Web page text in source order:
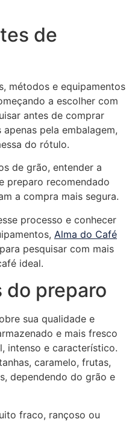
de
métodos e equipamentos
a escolher com
antes de comprar
pela embalagem,
do rótulo.
de grão, entender a
preparo recomendado
a compra mais segura.
processo e conhecer
Alma do Café
pesquisar com mais
ideal.
do preparo
sua qualidade e
e mais fresco
intenso e característico.
caramelo, frutas,
dependendo do grão e
fraco, rançoso ou